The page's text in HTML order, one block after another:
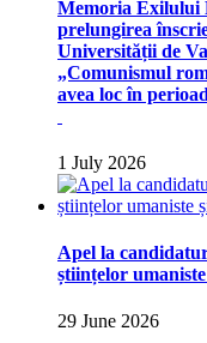
Memoria Exilului
prelungirea
Universității de
„Comunismul
avea loc în
1 July 2026
Apel la
științelor
29 June 2026